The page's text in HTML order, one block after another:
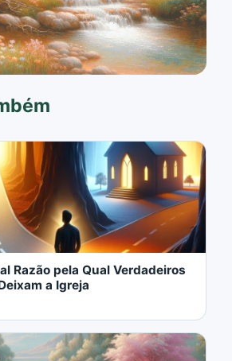
Razão pela Qual Verdadeiros
a Igreja